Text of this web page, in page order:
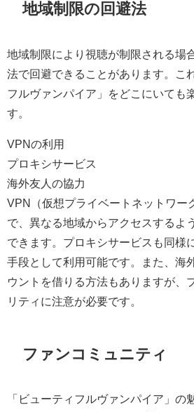
地域制限の回避法
地域制限により視聴が制限される場
法で回避できることがあります。こ
フルヴァンパイア」をどこにいても
す。
VPNの利用
プロキシサービス
海外友人の協力
VPN（仮想プライベートネットワー
で、異なる地域からアクセスするよ
できます。プロキシサービスも同様
手段として利用可能です。また、海
ウントを借りる方法もありますが、
リティに注意が必要です。
ファンコミュニティ
「ビューティフルヴァンパイア」の